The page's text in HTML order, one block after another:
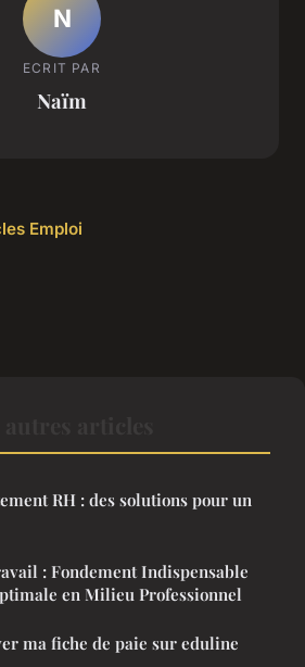
N
ECRIT PAR
Naïm
Emploi
RH : des solutions pour un
: Fondement Indispensable
en Milieu Professionnel
ma fiche de paie sur eduline